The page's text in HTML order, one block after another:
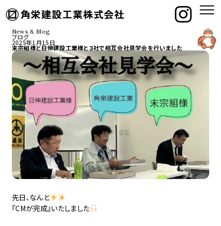
News & Blog
ブログ
2025年1月15日
末宗組様と日伸建設工業様と３社で相互会社見学会を行いました
先日、なんと
『CMが完成』いたしました